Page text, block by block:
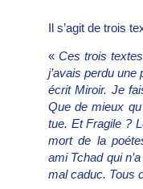
Il s’agit de trois
« Ces trois
j’avais perdu une
écritMiroir. Je
Que de mieux
tue. EtFragile ?
mort de la
ami Tchadqui
mal caduc. Tous